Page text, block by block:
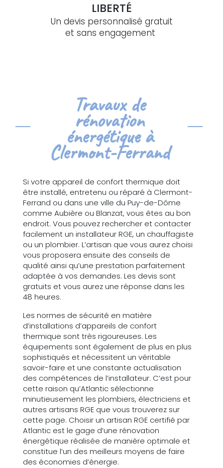
LIBERTÉ
Un devis personnalisé gratuit
et sans engagement
Travaux de
rénovation
énergétique à
Clermont-Ferrand
Si votre appareil de confort thermique doit
être installé, entretenu ou réparé à Clermont-
Ferrand ou dans une ville du Puy-de-Dôme
comme Aubière ou Blanzat, vous êtes au bon
endroit. Vous pouvez rechercher et contacter
facilement un installateur RGE, un chauffagiste
ou un plombier. L’artisan que vous aurez choisi
vous proposera ensuite des conseils de
qualité ainsi qu’une prestation parfaitement
adaptée à vos demandes. Les devis sont
gratuits et vous aurez une réponse dans les
48 heures.
Les normes de sécurité en matière
d’installations d’appareils de confort
thermique sont très rigoureuses. Les
équipements sont également de plus en plus
sophistiqués et nécessitent un véritable
savoir-faire et une constante actualisation
des compétences de l’installateur. C’est pour
cette raison qu’Atlantic sélectionne
minutieusement les plombiers, électriciens et
autres artisans RGE que vous trouverez sur
cette page. Choisir un artisan RGE certifié par
Atlantic est le gage d’une rénovation
énergétique réalisée de manière optimale et
constitue l’un des meilleurs moyens de faire
des économies d’énergie.